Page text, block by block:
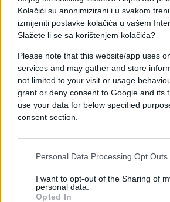
Kolačići su anonimizirani i u svakom
izmijeniti postavke kolačića u vašem
Slažete li se sa korištenjem kolačića?
Please note that this website/app uses
services and may gather and store
not limited to your visit or usage
grant or deny consent to Google and its
use your data for below specified
consent section.
Personal Data Processing Opt Outs
I want to opt-out of the Sharing of
personal data.
Opted In
4. Dajte sve od sebe da nađete
vježbanje.